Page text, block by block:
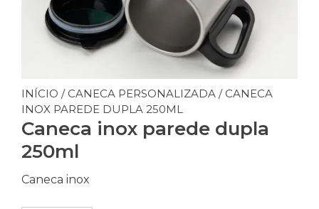
INÍCIO / CANECA PERSONALIZADA / CANECA
INOX PAREDE DUPLA 250ML
Caneca inox parede dupla
250ml
Caneca inox